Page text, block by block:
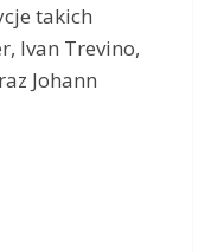
takich
Ivan Trevino,
Johann